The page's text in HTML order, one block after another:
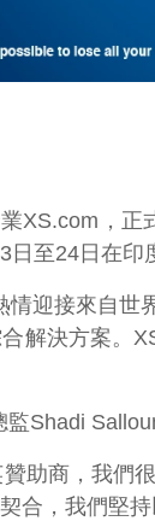
XS.com，
至24日在印
迎接來自
解決方案。
Shadi
助商，我們
合，我們堅